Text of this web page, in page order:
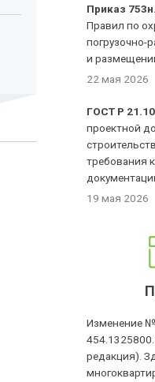
Приказ 753н.
Правил по
погрузочно-
и
22 мая 2026
ГОСТ Р
проектной
требования
19 мая 2026
Изменение
редакция).